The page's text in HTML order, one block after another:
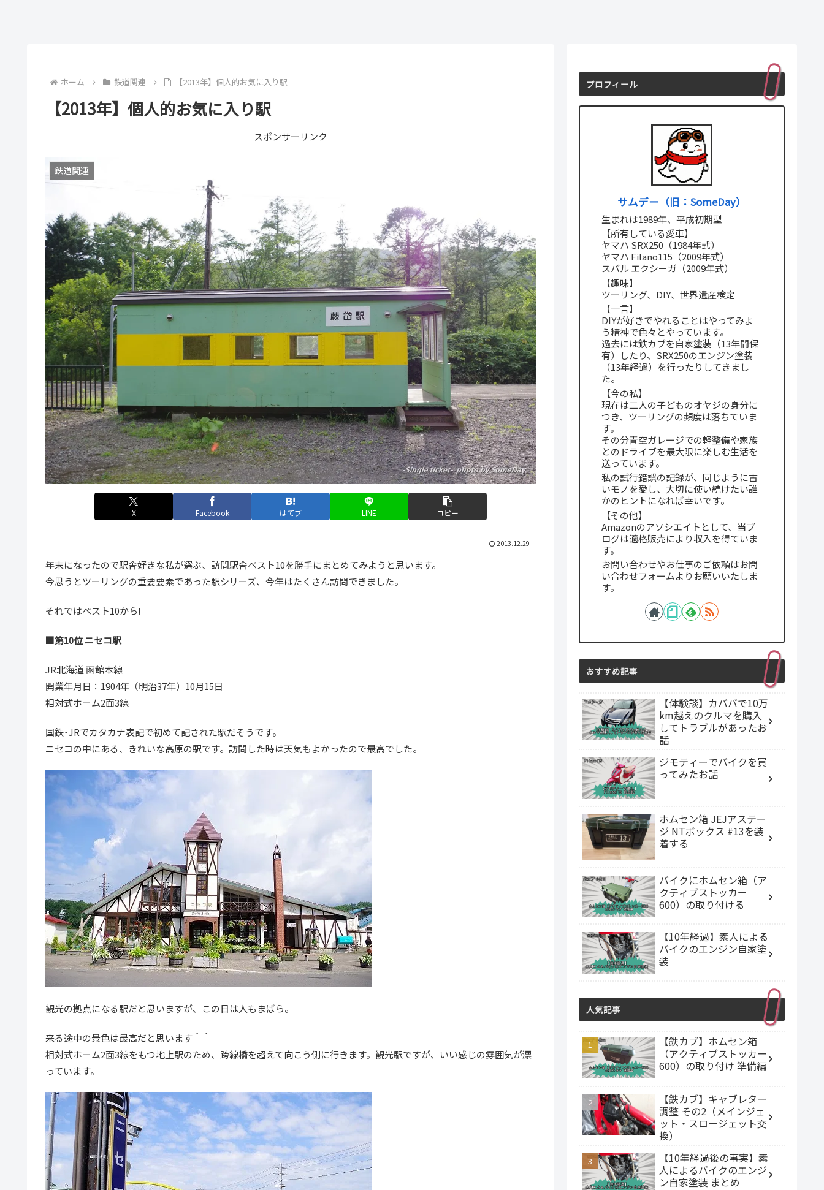
ホーム 鉄道関連 【2013年】個人的お気に入り駅
【2013年】個人的お気に入り駅
スポンサーリンク
鉄道関連
X Facebook はてブ LINE コピー
2013.12.29
年末になったので駅舎好きな私が選ぶ、訪問駅舎ベスト10を勝手にまとめてみようと思います。
今思うとツーリングの重要要素であった駅シリーズ、今年はたくさん訪問できました。
それではベスト10から!
■第10位 ニセコ駅
JR北海道 函館本線
開業年月日：1904年（明治37年）10月15日
相対式ホーム2面3線
国鉄･JRでカタカナ表記で初めて記された駅だそうです。
ニセコの中にある、きれいな高原の駅です。訪問した時は天気もよかったので最高でした。
観光の拠点になる駅だと思いますが、この日は人もまばら。
来る途中の景色は最高だと思います＾＾
相対式ホーム2面3線をもつ地上駅のため、跨線橋を超えて向こう側に行きます。観光駅ですが、いい感じの雰囲気が漂
っています。
プロフィール
サムデー（旧：SomeDay）
生まれは1989年、平成初期型
【所有している愛車】
ヤマハ SRX250（1984年式）
ヤマハ Filano115（2009年式）
スバル エクシーガ（2009年式）
【趣味】
ツーリング、DIY、世界遺産検定
【一言】
DIYが好きでやれることはやってみよ
う精神で色々とやっています。
過去には鉄カブを自家塗装（13年間保
有）したり、SRX250のエンジン塗装
（13年経過）を行ったりしてきまし
た。
【今の私】
現在は二人の子どものオヤジの身分に
つき、ツーリングの頻度は落ちていま
す。
その分青空ガレージでの軽整備や家族
とのドライブを最大限に楽しむ生活を
送っています。
私の試行錯誤の記録が、同じように古
いモノを愛し、大切に使い続けたい誰
かのヒントになれば幸いです。
【その他】
Amazonのアソシエイトとして、当ブ
ログは適格販売により収入を得ていま
す。
お問い合わせやお仕事のご依頼はお問
い合わせフォームよりお願いいたしま
す。
おすすめ記事
【体験談】カババで10万
km越えのクルマを購入
してトラブルがあったお
話
ジモティーでバイクを買
ってみたお話
ホムセン箱 JEJアステー
ジ NTボックス #13を装
着する
バイクにホムセン箱（ア
クティブストッカー
600）の取り付ける
【10年経過】素人による
バイクのエンジン自家塗
装
人気記事
【鉄カブ】ホムセン箱
（アクティブストッカー
600）の取り付け 準備編
【鉄カブ】キャブレター
調整 その2（メインジェ
ット・スロージェット交
換）
【10年経過後の事実】素
人によるバイクのエンジ
ン自家塗装 まとめ